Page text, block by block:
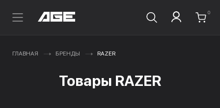
0
ГЛАВНАЯ БРЕНДЫ RAZER
Товары RAZER